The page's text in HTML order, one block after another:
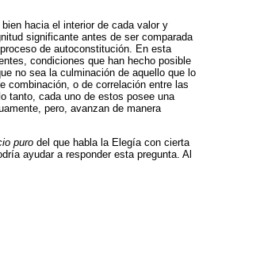
hacia el interior de cada valor y
significante antes de ser comparada
de autoconstitución. En esta
condiciones que han hecho posible
no sea la culminación de aquello que lo
combinación, o de correlación entre las
tanto, cada uno de estos posee una
pero, avanzan de manera
puro del que habla la Elegía con cierta
ayudar a responder esta pregunta. Al